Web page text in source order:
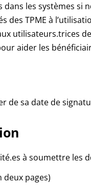
les systèmes si
des TPME à
utilisateurs.trices
aider les
de sa date de
à soumettre les
pages)